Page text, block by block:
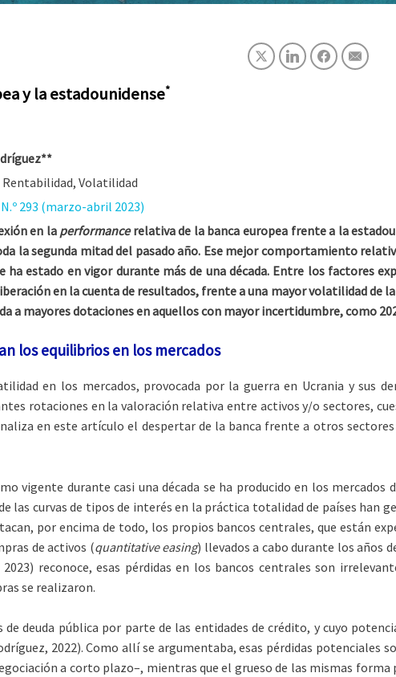
y la estadounidense*
Rentabilidad, Volatilidad
293 (marzo-abril 2023)
en la performancerelativa de la banca europea frente a la
la segunda mitad del pasado año. Ese mejor comportamiento
ha estado en vigor durante más de una década. Entre los factores
en la cuenta de resultados, frente a una mayor volatilidad de
a mayores dotaciones en aquellos con mayor incertidumbre, como
los equilibrios en los mercados
en los mercados, provocada por la guerra en Ucrania y sus
rotaciones en la valoración relativa entre activos y/o sectores,
en este artículo el despertar de la banca frente a otros
vigente durante casi una década se ha producido en los
las curvas de tipos de interés en la práctica totalidad de países han
por encima de todo, los propios bancos centrales, que están
de activos (quantitative easing) llevados a cabo durante los años
reconoce, esas pérdidas en los bancos centrales son
se realizaron.
deuda pública por parte de las entidades de crédito, y cuyo
2022). Como allí se argumentaba, esas pérdidas
a corto plazo–, mientras que el grueso de las mismas